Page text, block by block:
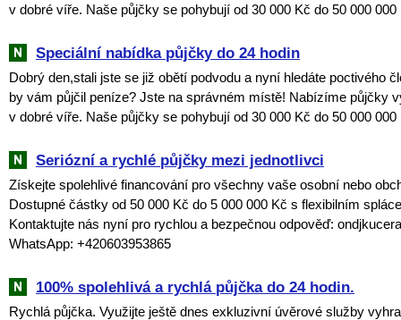
v dobré víře. Naše půjčky se pohybují od 30 000 Kč do 50 000 000
Speciální nabídka půjčky do 24 hodin
Dobrý den,stali jste se již obětí podvodu a nyní hledáte poctivého
by vám půjčil peníze? Jste na správném místě! Nabízíme půjčky
v dobré víře. Naše půjčky se pohybují od 30 000 Kč do 50 000 000
Seriózní a rychlé půjčky mezi jednotlivci
Získejte spolehlivé financování pro všechny vaše osobní nebo
Dostupné částky od 50 000 Kč do 5 000 000 Kč s flexibilním
Kontaktujte nás nyní pro rychlou a bezpečnou odpověď:
WhatsApp: +420603953865
100% spolehlivá a rychlá půjčka do 24 hodin.
Rychlá půjčka. Využijte ještě dnes exkluzivní úvěrové služby